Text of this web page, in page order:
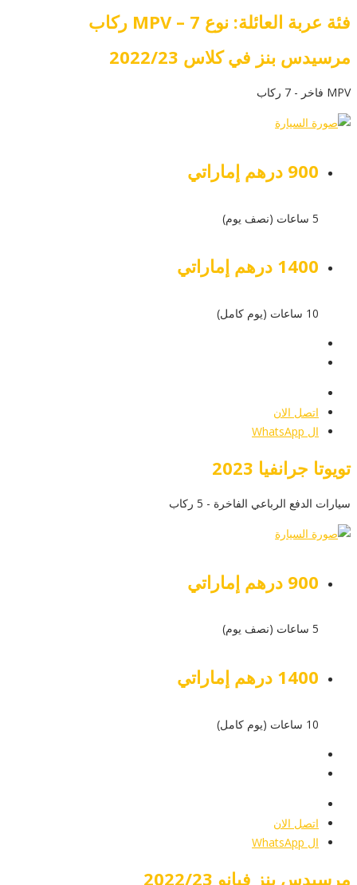
فئة عربة العائلة: نوع MPV – 7 ركاب
مرسيدس بنز في كلاس 2022/23
MPV فاخر - 7 ركاب
900 درهم إماراتي
5 ساعات (نصف يوم)
1400 درهم إماراتي
10 ساعات (يوم كامل)
اتصل الان
ال WhatsApp
تويوتا جرانفيا 2023
سيارات الدفع الرباعي الفاخرة - 5 ركاب
900 درهم إماراتي
5 ساعات (نصف يوم)
1400 درهم إماراتي
10 ساعات (يوم كامل)
اتصل الان
ال WhatsApp
مرسيدس بنز فيانو 2022/23